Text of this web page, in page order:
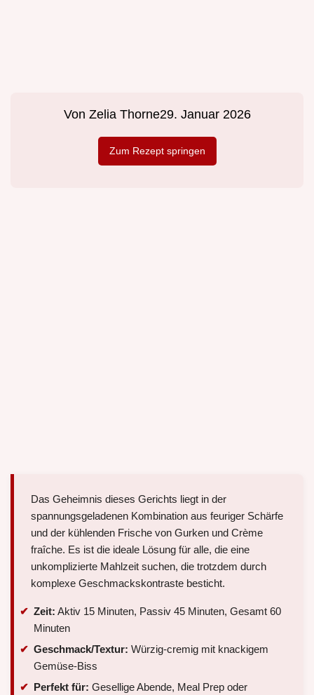
Von Zelia Thorne29. Januar 2026
Zum Rezept springen
Das Geheimnis dieses Gerichts liegt in der
spannungsgeladenen Kombination aus feuriger Schärfe
und der kühlenden Frische von Gurken und Crème
fraîche. Es ist die ideale Lösung für alle, die eine
unkomplizierte Mahlzeit suchen, die trotzdem durch
komplexe Geschmackskontraste besticht.
Zeit: Aktiv 15 Minuten, Passiv 45 Minuten, Gesamt 60
Minuten
Geschmack/Textur: Würzig-cremig mit knackigem
Gemüse-Biss
Perfekt für: Gesellige Abende, Meal Prep oder